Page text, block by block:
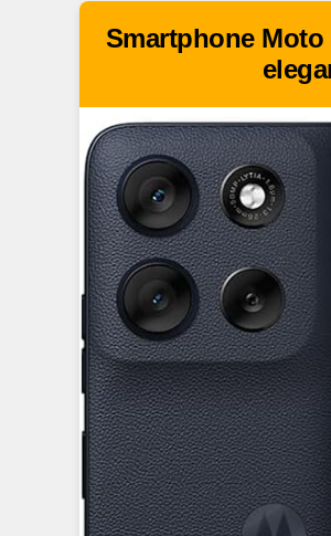
Smartphone